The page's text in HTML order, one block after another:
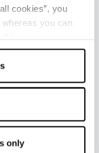
cookies”, you
you can
for the
used.
only
di punta di
Scalogno di
piazza che
di eccellenza
spettacoli e
a luglio tra